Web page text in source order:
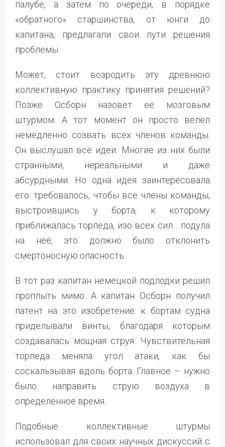
палубе, а затем по очереди, в порядке
«обратного» старшинства, от юнги до
капитана, предлагали свои пути решения
проблемы.
Может, стоит возродить эту древнюю
коллективную практику принятия решений?
Позже Осборн назовёт её мозговым
штурмом. А тот момент он просто велел
немедленно созвать всех членов команды.
Он выслушал все идеи. Многие из них были
странными, нереальными и даже
абсурдными. Но одна идея заинтересовала
его: требовалось, чтобы все члены команды,
выстроившись у борта, к которому
приближалась торпеда, изо всех сил… подула
на неё, это должно было отклонить
смертоносную опасность.
В тот раз капитан немецкой подлодки решил
проплыть мимо. А капитан Осборн получил
патент на это изобретение: к бортам судна
приделывали винты, благодаря которым
создавалась мощная струя. Чувствительная
торпеда меняла угол атаки, как бы
соскальзывая вдоль борта. Главное – нужно
было направить струю воздуха в
определённое время.
Подобные коллективные штурмы
использовал для своих научных дискуссий с